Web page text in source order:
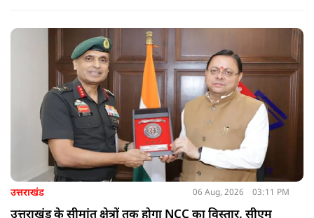
पत्तियों का पृथक संग्रह किया जाएगा.
उत्तराखंड 06 Aug, 2026 03:11 PM